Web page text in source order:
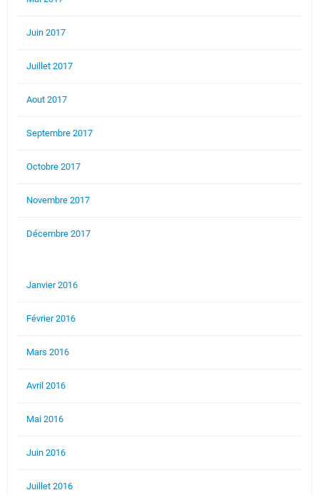
Juin 2017
Juillet 2017
Aout 2017
Septembre 2017
Octobre 2017
Novembre 2017
Décembre 2017
Janvier 2016
Février 2016
Mars 2016
Avril 2016
Mai 2016
Juin 2016
Juillet 2016